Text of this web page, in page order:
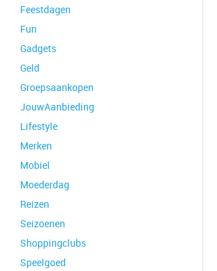
Feestdagen
Fun
Gadgets
Geld
Groepsaankopen
JouwAanbieding
Lifestyle
Merken
Mobiel
Moederdag
Reizen
Seizoenen
Shoppingclubs
Speelgoed